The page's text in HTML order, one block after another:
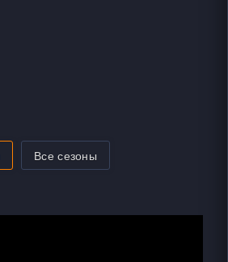
Все сезоны